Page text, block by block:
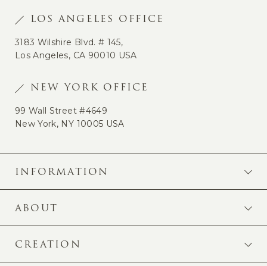
LOS ANGELES OFFICE
3183 Wilshire Blvd. # 145,
Los Angeles, CA 90010 USA
NEW YORK OFFICE
99 Wall Street #4649
New York, NY 10005 USA
INFORMATION
ABOUT
CREATION